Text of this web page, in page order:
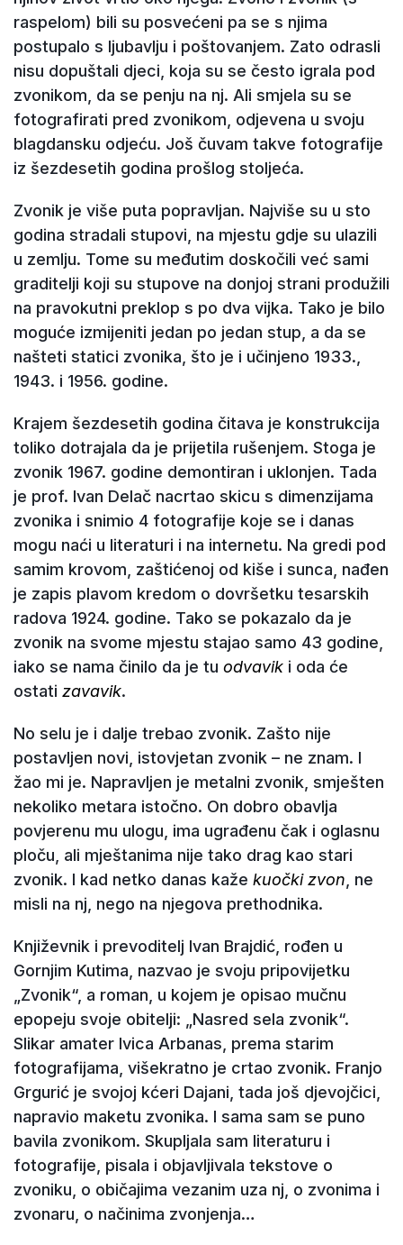
raspelom) bili su posvećeni pa se s njima
postupalo s ljubavlju i poštovanjem. Zato odrasli
nisu dopuštali djeci, koja su se često igrala pod
zvonikom, da se penju na nj. Ali smjela su se
fotografirati pred zvonikom, odjevena u svoju
blagdansku odjeću. Još čuvam takve fotografije
iz šezdesetih godina prošlog stoljeća.
Zvonik je više puta popravljan. Najviše su u sto
godina stradali stupovi, na mjestu gdje su ulazili
u zemlju. Tome su međutim doskočili već sami
graditelji koji su stupove na donjoj strani produžili
na pravokutni preklop s po dva vijka. Tako je bilo
moguće izmijeniti jedan po jedan stup, a da se
našteti statici zvonika, što je i učinjeno 1933.,
1943. i 1956. godine.
Krajem šezdesetih godina čitava je konstrukcija
toliko dotrajala da je prijetila rušenjem. Stoga je
zvonik 1967. godine demontiran i uklonjen. Tada
je prof. Ivan Delač nacrtao skicu s dimenzijama
zvonika i snimio 4 fotografije koje se i danas
mogu naći u literaturi i na internetu. Na gredi pod
samim krovom, zaštićenoj od kiše i sunca, nađen
je zapis plavom kredom o dovršetku tesarskih
radova 1924. godine. Tako se pokazalo da je
zvonik na svome mjestu stajao samo 43 godine,
iako se nama činilo da je tu odvavik i oda će
ostati zavavik.
No selu je i dalje trebao zvonik. Zašto nije
postavljen novi, istovjetan zvonik – ne znam. I
žao mi je. Napravljen je metalni zvonik, smješten
nekoliko metara istočno. On dobro obavlja
povjerenu mu ulogu, ima ugrađenu čak i oglasnu
ploču, ali mještanima nije tako drag kao stari
zvonik. I kad netko danas kaže kuočki zvon , ne
misli na nj, nego na njegova prethodnika.
Književnik i prevoditelj Ivan Brajdić, rođen u
Gornjim Kutima, nazvao je svoju pripovijetku
„Zvonik“, a roman, u kojem je opisao mučnu
epopeju svoje obitelji: „Nasred sela zvonik“.
Slikar amater Ivica Arbanas, prema starim
fotografijama, višekratno je crtao zvonik. Franjo
Grgurić je svojoj kćeri Dajani, tada još djevojčici,
napravio maketu zvonika. I sama sam se puno
bavila zvonikom. Skupljala sam literaturu i
fotografije, pisala i objavljivala tekstove o
zvoniku, o običajima vezanim uza nj, o zvonima i
zvonaru, o načinima zvonjenja…